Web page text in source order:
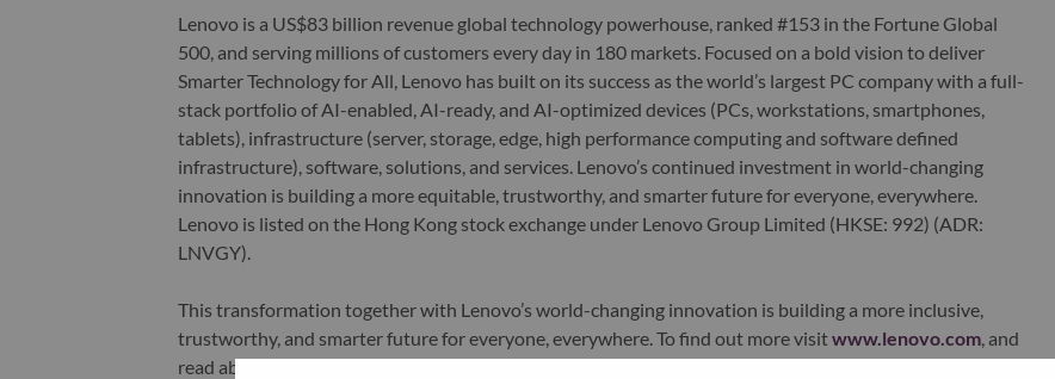
Lenovo is a US$83 billion revenue global technology powerhouse, ranked #153 in the Fortune Global
500, and serving millions of customers every day in 180 markets. Focused on a bold vision to deliver
Smarter Technology for All, Lenovo has built on its success as the world’s largest PC company with a full-
stack portfolio of AI-enabled, AI-ready, and AI-optimized devices (PCs, workstations, smartphones,
tablets), infrastructure (server, storage, edge, high performance computing and software defined
infrastructure), software, solutions, and services. Lenovo’s continued investment in world-changing
innovation is building a more equitable, trustworthy, and smarter future for everyone, everywhere.
Lenovo is listed on the Hong Kong stock exchange under Lenovo Group Limited (HKSE: 992) (ADR:
LNVGY).
This transformation together with Lenovo’s world-changing innovation is building a more inclusive,
trustworthy, and smarter future for everyone, everywhere. To find out more visitwww.lenovo.com, and
read about the latest news via ourStoryHub.